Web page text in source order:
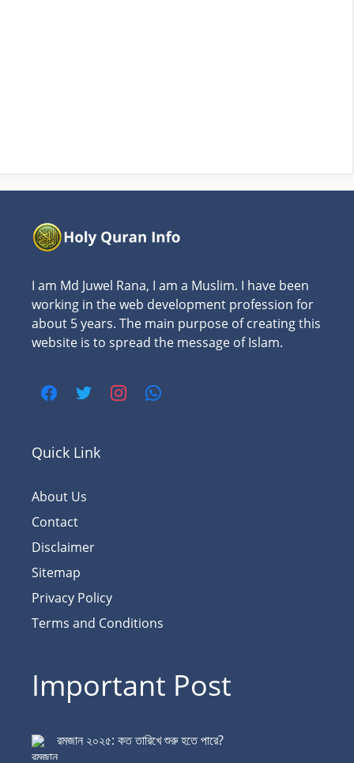
I am Md Juwel Rana, I am a Muslim. I have been
working in the web development profession for
about 5 years. The main purpose of creating this
website is to spread the message of Islam.
Quick Link
About Us
Contact
Disclaimer
Sitemap
Privacy Policy
Terms and Conditions
Important Post
রমজান ২০২৫: কত তারিখে শুরু হতে পারে?